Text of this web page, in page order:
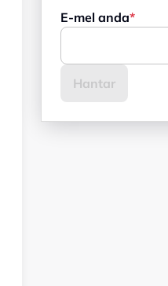
E-mel anda